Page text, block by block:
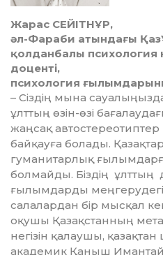
Жарас СЕЙІТНҰР,
әл-Фараби атын­дағы
қолданбалы
доценті,
психология
– Сіздің мына
ұлттың өзін-өзі
жаңсақ автостереотиптер
байқауға болады.
гуманитарлық
болмайды. Біздің ұлттың
ғылымдарды меңгерудегі
салалардан бір мысқал
оқушы Қазақстанның
негізін қалаушы,
академик Қаныш